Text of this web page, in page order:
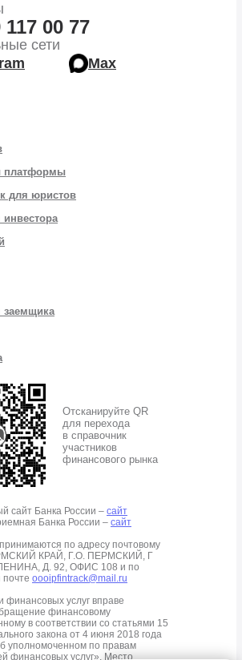
117 00 77
сети
Max
заемщика
инвестора
Отсканируйте QR
для перехода
в справочник
участников
финансового рынка
платформы
для юристов
сайт Банка России – сайт
Банка России – сайт
по адресу почтовому
КРАЙ, Г.О. ПЕРМСКИЙ, Г
Д. 92, ОФИС 108 и по
почте oooipfintrack@mail.ru
финансовых услуг вправе
финансовому
в соответствии со статьями 15
закона от 4 июня 2018 года
уполномоченном по правам
финансовых услуг», Место